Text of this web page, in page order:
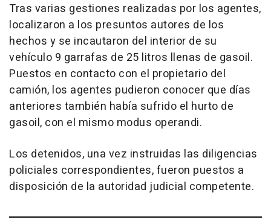
Tras varias gestiones realizadas por los agentes,
localizaron a los presuntos autores de los
hechos y se incautaron del interior de su
vehículo 9 garrafas de 25 litros llenas de gasoil.
Puestos en contacto con el propietario del
camión, los agentes pudieron conocer que días
anteriores también había sufrido el hurto de
gasoil, con el mismo modus operandi.
Los detenidos, una vez instruidas las diligencias
policiales correspondientes, fueron puestos a
disposición de la autoridad judicial competente.